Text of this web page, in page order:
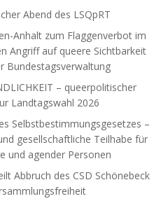
Abend des LSQpRT
Anhalt zum Flaggenverbot im
Angriff auf queere Sichtbarkeit
Bundestagsverwaltung
– queerpolitischer
Landtagswahl 2026
Selbstbestimmungsgesetzes –
gesellschaftliche Teilhabe für
und agender Personen
Abbruch des CSD Schönebeck